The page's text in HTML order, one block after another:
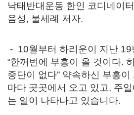
낙태반대운동 한인 코디네이
음성, 불세례 저자.
- 10월부터 하리운이 지난 19
“한꺼번에 부흥이 올 것이다.
중단이 없다” 약속하신 부흥이
마다 곳곳에서 오고 있고, 주
는 일이 나타나고 있습니다.